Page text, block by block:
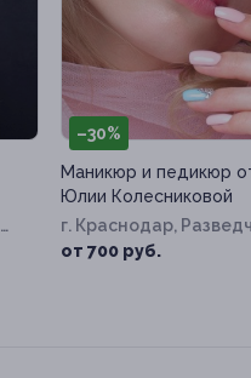
–30%
Маникюр и педикюр
Юлии Колесниковой
г. Краснодар,
д. 40
от 700 руб.